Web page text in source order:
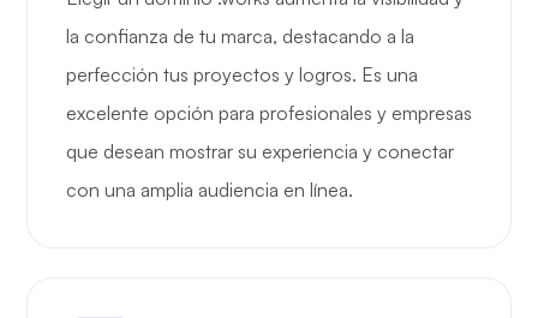
la confianza de tu marca, destacando a la
perfección tus proyectos y logros. Es una
excelente opción para profesionales y empresas
que desean mostrar su experiencia y conectar
con una amplia audiencia en línea.